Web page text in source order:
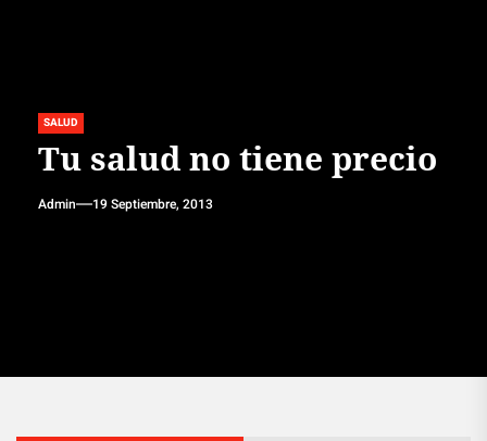
SALUD
Tu salud no tiene precio
Admin 19 Septiembre, 2013